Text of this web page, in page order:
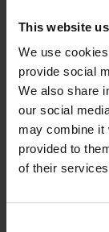
This website
We use
provide social
We also share
our social
may combine it
provided to
of their